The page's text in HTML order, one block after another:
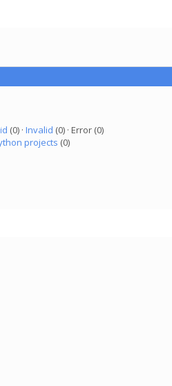
(0) · Invalid (0) · Error (0)
projects (0)